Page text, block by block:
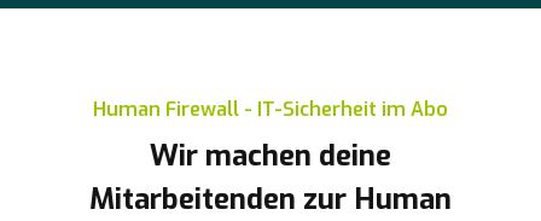
Human Firewall - IT-Sicherheit im Abo
Wir machen deine
Mitarbeitenden zur Human